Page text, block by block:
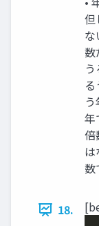
但
数
年
倍
数
18.